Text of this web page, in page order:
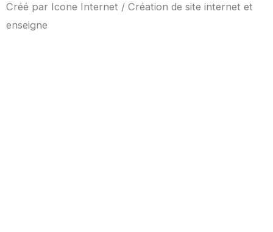
Créé par Icone Internet / Création de site internet et
enseigne